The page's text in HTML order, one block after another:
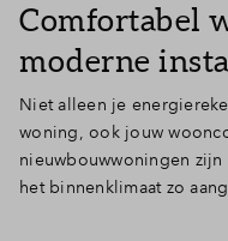
Comfortabel
moderne
Niet alleen je
woning, ook jouw
nieuwbouwwoningen
het binnenklimaat zo